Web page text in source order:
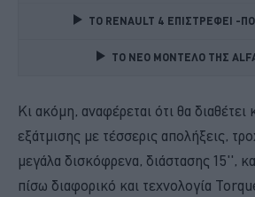
TO RENAULT 4 ΕΠΙΣΤΡΕΦΕΙ -
TO NEO MONTΕΛΟ ΤΗΣ
Κι ακόμη, αναφέρεται ότι θα διαθέτει
εξάτμισης με τέσσερις απολήξεις,
μεγάλα δισκόφρενα, διάστασης 15'',
πίσω διαφορικό και τεχνολογία